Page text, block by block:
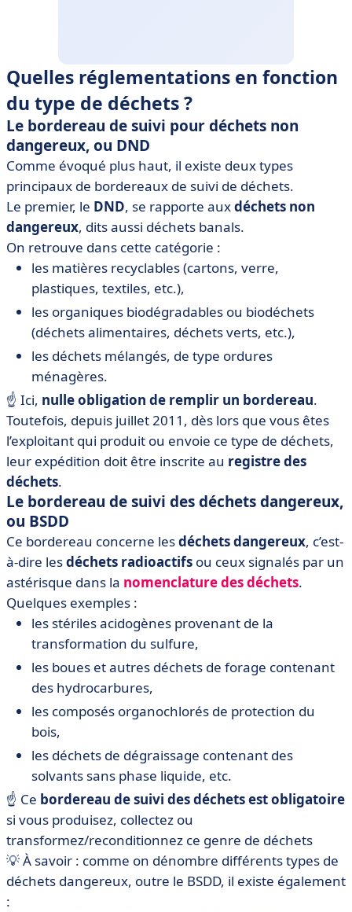
Quelles réglementations en fonction
du type de déchets ?
Le bordereau de suivi pour déchets non
dangereux, ou DND
Comme évoqué plus haut, il existe deux types
principaux de bordereaux de suivi de déchets.
Le premier, le DND, se rapporte auxdéchets non
dangereux, dits aussi déchets banals.
On retrouve dans cette catégorie :
les matières recyclables (cartons, verre,
plastiques, textiles, etc.),
les organiques biodégradables ou biodéchets
(déchets alimentaires, déchets verts, etc.),
les déchets mélangés, de type ordures
ménagères.
☝️ Ici, nulle obligation de remplir un bordereau.
Toutefois, depuis juillet 2011, dès lors que vous êtes
l’exploitant qui produit ou envoie ce type de déchets,
leur expédition doit être inscrite au registre des
déchets.
Le bordereau de suivi des déchets dangereux,
ou BSDD
Ce bordereau concerne lesdéchets dangereux, c’est-
à-dire lesdéchets radioactifs ou ceux signalés par un
astérisque dans la nomenclature des déchets.
Quelques exemples :
les stériles acidogènes provenant de la
transformation du sulfure,
les boues et autres déchets de forage contenant
des hydrocarbures,
les composés organochlorés de protection du
bois,
les déchets de dégraissage contenant des
solvants sans phase liquide, etc.
☝️ Ce bordereau de suivi des déchets est obligatoire
si vous produisez, collectez ou
transformez/reconditionnez ce genre de déchets
💡 À savoir : comme on dénombre différents types de
déchets dangereux, outre le BSDD, il existe également
: